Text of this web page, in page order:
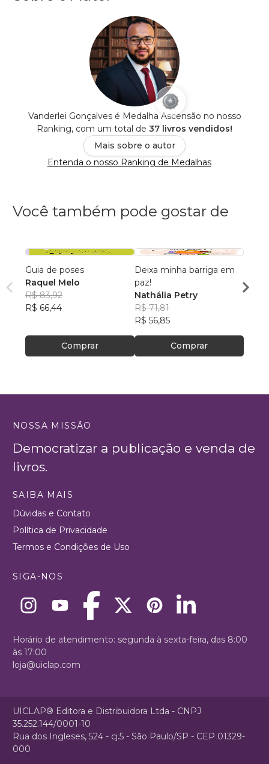
Vanderlei Gonçalves é Medalha Ascensão no nosso
Ranking, com um total de 37 livros vendidos!
Mais sobre o autor
Entenda o nosso Ranking de Medalhas
Você também pode gostar de
Guia de poses
Raquel Melo
R$ 83,92
R$ 66,44
Comprar
Deixa minha barriga em
paz!
Nathália Petry
R$ 71,81
R$ 56,85
Comprar
R$
NOSSA MISSÃO
Democratizar a publicação e venda de
livros.
SAIBA MAIS
Dúvidas e Contato
Política de Privacidade
Termos e Condições de Uso
SIGA-NOS
Horário de atendimento: segunda à sexta-feira, das 8:00
às 17:00
loja@uiclap.com
UICLAP® Editora e Distribuidora Ltda - CNPJ
35.252.144/0001-10
Rua dos Ingleses, 524 - cj.5 - São Paulo/SP - CEP 01329-
000